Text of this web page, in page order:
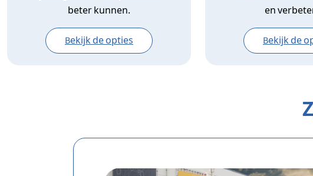
beter kunnen.
Bekijk de opties
en
Bekijk de